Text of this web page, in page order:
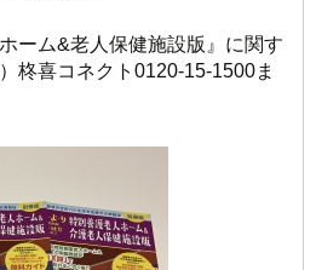
ーム&老人保健施設版』に関す
柊喜コネクト0120-15-1500ま